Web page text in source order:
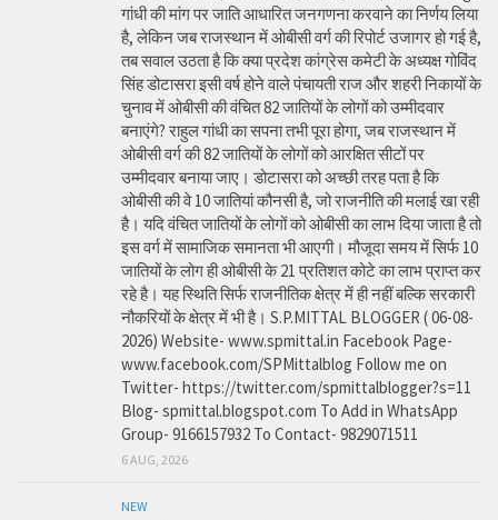
गांधी की मांग पर जाति आधारित जनगणना करवाने का निर्णय लिया
है, लेकिन जब राजस्थान में ओबीसी वर्ग की रिपोर्ट उजागर हो गई है,
तब सवाल उठता है कि क्या प्रदेश कांग्रेस कमेटी के अध्यक्ष गोविंद
सिंह डोटासरा इसी वर्ष होने वाले पंचायती राज और शहरी निकायों के
चुनाव में ओबीसी की वंचित 82 जातियों के लोगों को उम्मीदवार
बनाएंगे? राहुल गांधी का सपना तभी पूरा होगा, जब राजस्थान में
ओबीसी वर्ग की 82 जातियों के लोगों को आरक्षित सीटों पर
उम्मीदवार बनाया जाए। डोटासरा को अच्छी तरह पता है कि
ओबीसी की वे 10 जातियां कौनसी है, जो राजनीति की मलाई खा रही
है। यदि वंचित जातियों के लोगों को ओबीसी का लाभ दिया जाता है तो
इस वर्ग में सामाजिक समानता भी आएगी। मौजूदा समय में सिर्फ 10
जातियों के लोग ही ओबीसी के 21 प्रतिशत कोटे का लाभ प्राप्त कर
रहे है। यह स्थिति सिर्फ राजनीतिक क्षेत्र में ही नहीं बल्कि सरकारी
नौकरियों के क्षेत्र में भी है। S.P.MITTAL BLOGGER ( 06-08-
2026) Website- www.spmittal.in Facebook Page-
www.facebook.com/SPMittalblog Follow me on
Twitter- https://twitter.com/spmittalblogger?s=11
Blog- spmittal.blogspot.com To Add in WhatsApp
Group- 9166157932 To Contact- 9829071511
6 AUG, 2026
NEW